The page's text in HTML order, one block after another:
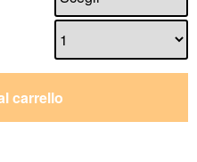
carrello